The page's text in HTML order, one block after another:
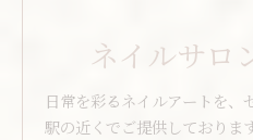
ネイルサ
日常を彩るネイルアートを、
駅の近くでご提供しておりま